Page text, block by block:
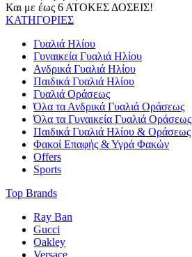
Και με έως 6 ΑΤΟΚΕΣ ΔΟΣΕΙΣ!
ΚΑΤΗΓΟΡΙΕΣ
Γυαλιά Ηλίου
Γυναικεία Γυαλιά Ηλίου
Ανδρικά Γυαλιά Ηλίου
Παιδικά Γυαλιά Ηλίου
Γυαλιά Οράσεως
Όλα τα Ανδρικά Γυαλιά Οράσεως
Όλα τα Γυναικεία Γυαλιά Οράσεως
Παιδικά Γυαλιά Ηλίου & Οράσεως
Φακοί Επαφής & Υγρά Φακών
Offers
Sports
Top Brands
Ray Ban
Gucci
Oakley